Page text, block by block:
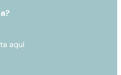
aquí